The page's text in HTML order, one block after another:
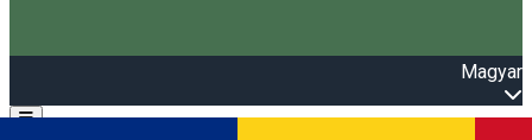
Magyar
Open main menu